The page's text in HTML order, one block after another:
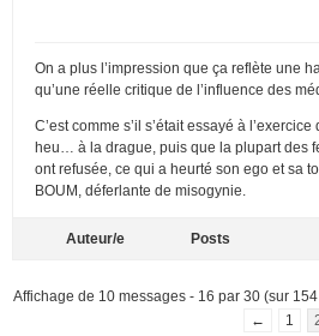
On a plus l’impression que ça reflète une
qu’une réelle critique de l’influence des
C’est comme s’il s’était essayé à
heu… à la drague, puis que la plupart des
ont refusée, ce qui a heurté son ego et sa
BOUM, déferlante de misogynie.
Auteur/e Posts
Affichage de 10 messages - 16 par 30 (sur
←
1